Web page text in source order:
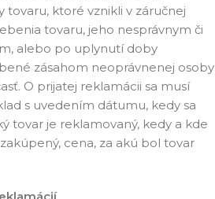
tovaru, ktoré vznikli v záručnej
tovaru, jeho nesprávnym či
alebo po uplynutí doby
zásahom neoprávnenej osoby
O prijatej reklamácii sa musí
s uvedením dátumu, kedy sa
tovar je reklamovaný, kedy a kde
cena, za akú bol tovar